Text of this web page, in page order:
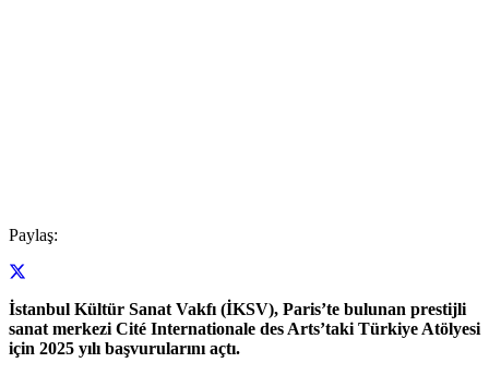
Paylaş:
İstanbul Kültür Sanat Vakfı (İKSV), Paris’te bulunan prestijli
sanat merkezi Cité Internationale des Arts’taki Türkiye Atölyesi
için 2025 yılı başvurularını açtı.